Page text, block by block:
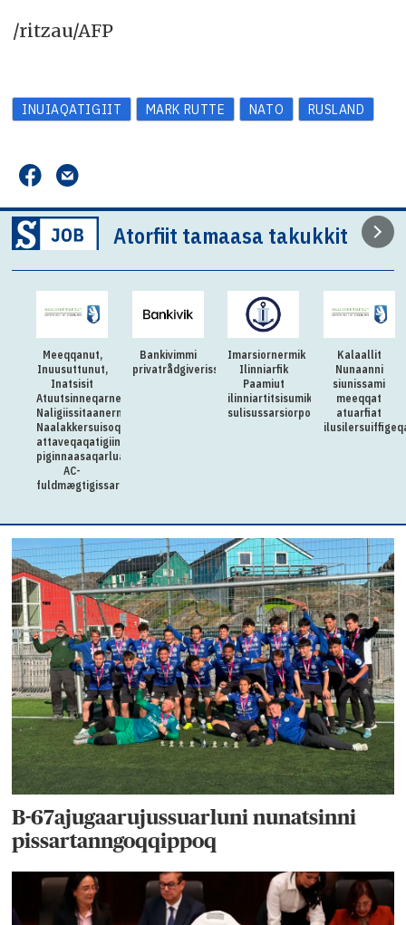
/ritzau/AFP
INUIAQATIGIIT MARK RUTTE NATO RUSLAND
Atorfiit tamaasa takukkit
Meeqqanut,
Inuusuttunut,
Inatsisit
Atuutsinneqarnerannut
Naligiissitaanermullu
Naalakkersuisoqarfik
attaveqaqatigiinnermut
piginnaasaqarluartumik
AC-
fuldmægtigissarsiorpoq
Bankivimmi
privatrådgiverissarsiorpugut
Imarsiornermik
Ilinniarfik
Paamiut
ilinniartitsisumik
sulisussarsiorpoq
Kalaallit
Nunaanni
siunissami
meeqqat
atuarfiat
B-67ajugaarujussuarluni nunatsinni
pissartanngoqqippoq